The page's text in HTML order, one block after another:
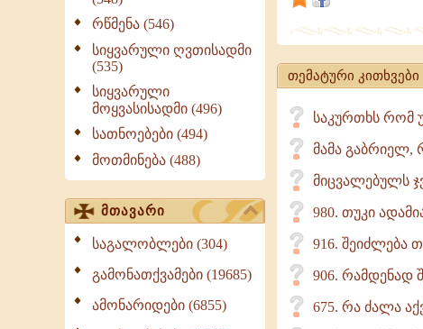
რწმენა (546)
სიყვარული ღვთისადმი
(535)
სიყვარული
მოყვასისადმი (496)
სათნოებები (494)
მოთმინება (488)
მთავარი
საგალობლები (304)
გამონათქვამები (19685)
ამონარიდები (6855)
შინ
მოხსენიება
თემატური კითხვები
საკურთხს რომ
მამა გაბრიელ,
მიცვალებულს
980. თუკი
916. შეიძლება
906. რამდენად
675. რა ძალა